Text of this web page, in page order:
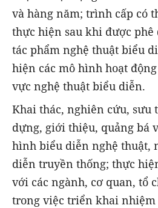
và hàng năm; trình cấp có
thực hiện sau khi được phê
tác phẩm nghệ thuật biểu
hiện các mô hình hoạt
vực nghệ thuật biểu diễn.
Khai thác, nghiên cứu, sưu
dựng, giới thiệu, quảng bá
hình biểu diễn nghệ thuật,
diễn truyền thống; thực
với các ngành, cơ quan, tổ
trong việc triển khai